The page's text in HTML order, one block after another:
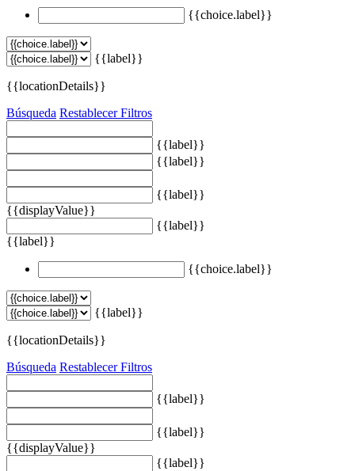
{{choice.label}}
{{label}}
{{locationDetails}}
Búsqueda Restablecer Filtros
{{label}}
{{label}}
{{label}}
{{displayValue}}
{{label}}
{{label}}
{{choice.label}}
{{label}}
{{locationDetails}}
Búsqueda Restablecer Filtros
{{label}}
{{label}}
{{displayValue}}
{{label}}